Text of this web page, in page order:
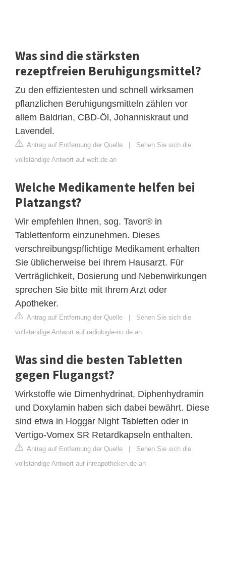
Was sind die stärksten
rezeptfreien Beruhigungsmittel?
Zu den effizientesten und schnell wirksamen
pflanzlichen Beruhigungsmitteln zählen vor
allem Baldrian, CBD-Öl, Johanniskraut und
Lavendel.
Antrag auf Entfernung der Quelle | Sehen Sie sich die
vollständige Antwort auf welt.de an
Welche Medikamente helfen bei
Platzangst?
Wir empfehlen Ihnen, sog. Tavor® in
Tablettenform einzunehmen. Dieses
verschreibungspflichtige Medikament erhalten
Sie üblicherweise bei Ihrem Hausarzt. Für
Verträglichkeit, Dosierung und Nebenwirkungen
sprechen Sie bitte mit Ihrem Arzt oder
Apotheker.
Antrag auf Entfernung der Quelle | Sehen Sie sich die
vollständige Antwort auf radiologie-nu.de an
Was sind die besten Tabletten
gegen Flugangst?
Wirkstoffe wie Dimenhydrinat, Diphenhydramin
und Doxylamin haben sich dabei bewährt. Diese
sind etwa in Hoggar Night Tabletten oder in
Vertigo-Vomex SR Retardkapseln enthalten.
Antrag auf Entfernung der Quelle | Sehen Sie sich die
vollständige Antwort auf ihreapotheken.de an